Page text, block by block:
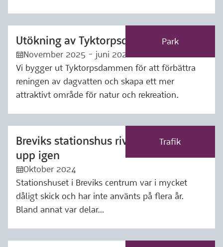
Park
Utökning av Tyktorpsdammen
Märkning: Park
:kalender:November 2025 - juni 2026
Vi bygger ut Tyktorpsdammen för att förbättra
reningen av dagvatten och skapa ett mer
attraktivt område för natur och rekreation.
Trafik
Breviks stationshus rivs och byggs
upp igen
Märkning: Trafik
:kalender:Oktober 2024
Stationshuset i Breviks centrum var i mycket
dåligt skick och har inte använts på flera år.
Bland annat var delar…